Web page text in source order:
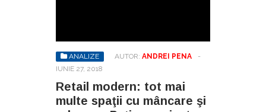
ANALIZE AUTOR: ANDREI PENA
-
IUNIE 27, 2018
Retail modern: tot mai
multe spaţii cu mâncare şi